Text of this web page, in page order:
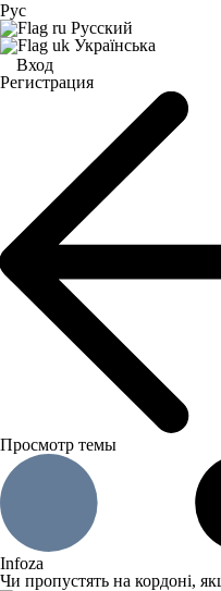
Рус
Русский
Українська
Вход
Регистрация
Просмотр темы
Infoza
Чи пропустять на кордоні,